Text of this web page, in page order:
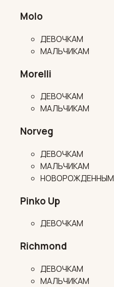
Molo
ДЕВОЧКАМ
МАЛЬЧИКАМ
Morelli
ДЕВОЧКАМ
МАЛЬЧИКАМ
Norveg
ДЕВОЧКАМ
МАЛЬЧИКАМ
НОВОРОЖДЕННЫМ
Pinko Up
ДЕВОЧКАМ
Richmond
ДЕВОЧКАМ
МАЛЬЧИКАМ